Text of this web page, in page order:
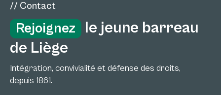
// Contact
Rejoignez
le jeune barreau
de Liège
Intégration, convivialité et défense des droits,
depuis 1861.